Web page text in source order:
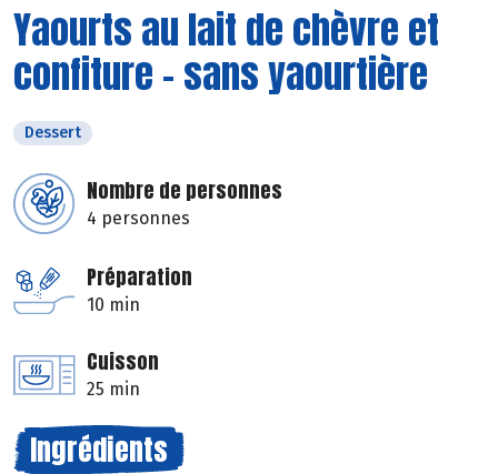
Yaourts au lait de chèvre et
confiture - sans yaourtière
Dessert
Nombre de personnes
4 personnes
Préparation
10 min
Cuisson
25 min
Ingrédients